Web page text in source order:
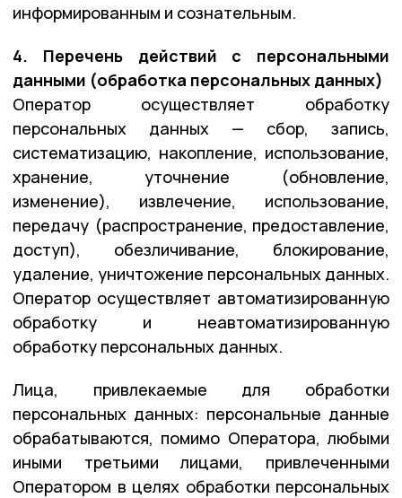
информированным и сознательным.
4. Перечень действий с персональными
данными (обработка персональных данных)
Оператор осуществляет обработку
персональных данных — сбор, запись,
систематизацию, накопление, использование,
хранение, уточнение (обновление,
изменение), извлечение, использование,
передачу (распространение, предоставление,
доступ), обезличивание, блокирование,
удаление, уничтожение персональных данных.
Оператор осуществляет автоматизированную
обработку и неавтоматизированную
обработку персональных данных.
Лица, привлекаемые для обработки
персональных данных: персональные данные
обрабатываются, помимо Оператора, любыми
иными третьими лицами, привлеченными
Оператором в целях обработки персональных